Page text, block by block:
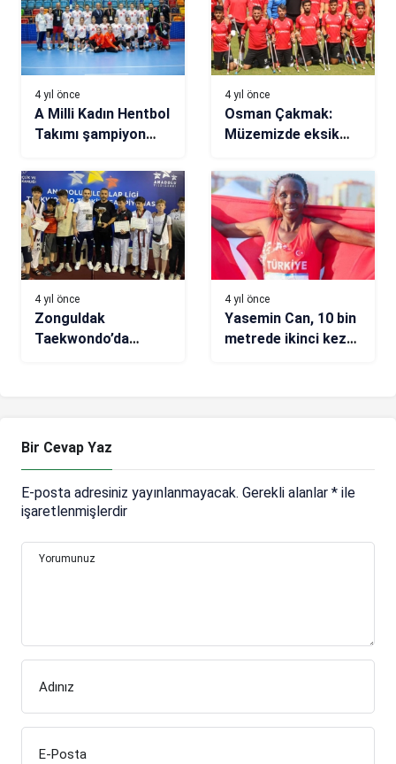
4 yıl önce
A Milli Kadın Hentbol
Takımı şampiyon
4 yıl önce
Osman Çakmak:
Müzemizde eksik
istiyoruz
4 yıl önce
Zonguldak
Taekwondo’da
4 yıl önce
Yasemin Can, 10 bin
metrede ikinci kez
Bir Cevap Yaz
E-posta adresiniz yayınlanmayacak. Gerekli alanlar * ile
işaretlenmişlerdir
Yorumunuz
Adınız
E-Posta